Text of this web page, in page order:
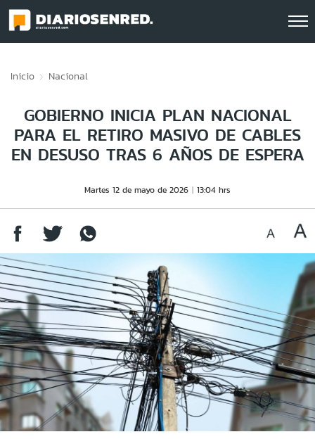
Inicio Nacional
GOBIERNO INICIA PLAN NACIONAL
PARA EL RETIRO MASIVO DE CABLES
EN DESUSO TRAS 6 AÑOS DE ESPERA
Martes 12 de mayo de 2026 13:04 hrs